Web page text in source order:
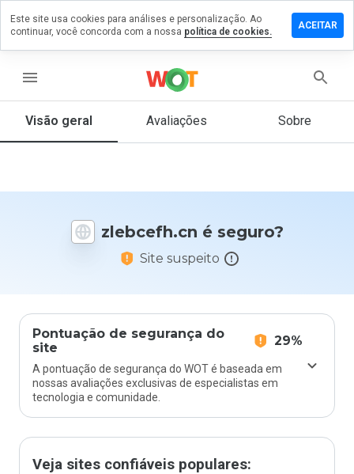
menu
Visão geral Avaliações Sobre
zlebcefh.cn é seguro?
Site suspeito
Pontuação de segurança do
site
29%
A pontuação de segurança do WOT é baseada em
nossas avaliações exclusivas de especialistas em
tecnologia e comunidade.
Veja sites confiáveis populares:
um
que
Este site usa cookies para análises e personalização. Ao
continuar, você concorda com a nossa política de cookies.
ACEITAR